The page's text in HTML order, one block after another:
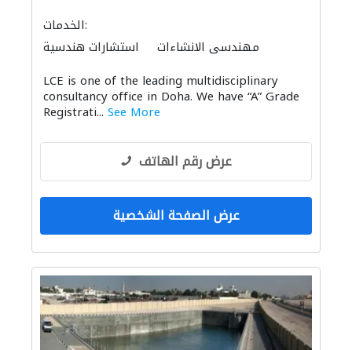
الخدمات:
استشارات هندسية
مهندسي الانشاءات
الصيانة الكهربائية ادارة مشروع
نظام الصرف الصحي الديكور الداخلي
النمذجة والتصوير ثلاثي الأبعاد
LCE is one of the leading multidisciplinary
consultancy office in Doha. We have “A” Grade
Registrati... See More
عرض رقم الهاتف
عرض الصفحة الشخصية